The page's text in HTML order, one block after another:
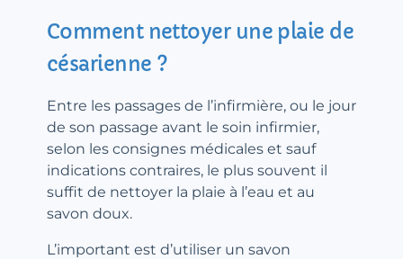
Comment nettoyer une plaie de
césarienne ?
Entre les passages de l’infirmière, ou le jour
de son passage avant le soin infirmier,
selon les consignes médicales et sauf
indications contraires, le plus souvent il
suffit de nettoyer la plaie à l’eau et au
savon doux.
L’important est d’utiliser un savon